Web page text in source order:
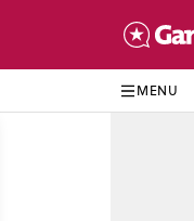
MENU